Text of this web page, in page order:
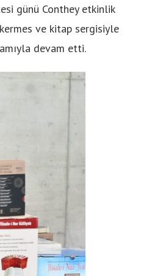
günü Conthey etkinlik
ve kitap sergisiyle
devam etti.